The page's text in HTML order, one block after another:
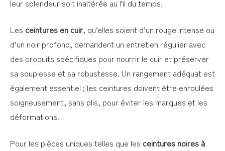
leur splendeur soit inaltérée au fil du temps.
Les ceintures en cuir, qu’elles soient d’un rouge intense ou
d’un noir profond, demandent un entretien régulier avec
des produits spécifiques pour nourrir le cuir et préserver
sa souplesse et sa robustesse. Un rangement adéquat est
également essentiel ; les ceintures doivent être enroulées
soigneusement, sans plis, pour éviter les marques et les
déformations.
Pour les pièces uniques telles que les ceintures noires à